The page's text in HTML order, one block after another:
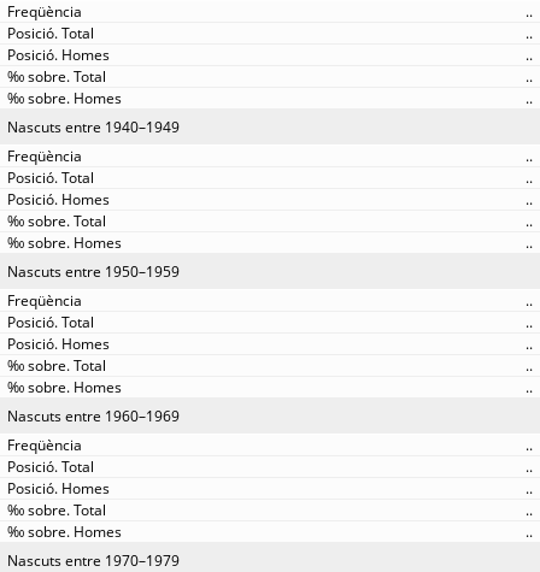
..
..
..
..
..
Nascuts entre 1940–1949
..
..
..
..
..
Nascuts entre 1950–1959
..
..
..
..
..
Nascuts entre 1960–1969
..
..
..
..
..
Nascuts entre 1970–1979